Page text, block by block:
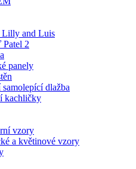
Lilly and Luis
Patel 2
panely
dlažba
kachličky
vzory
a květinové vzory